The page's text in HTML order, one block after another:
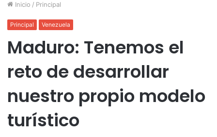
Inicio / Principal
Principal Venezuela
Maduro: Tenemos el
reto de desarrollar
nuestro propio modelo
turístico